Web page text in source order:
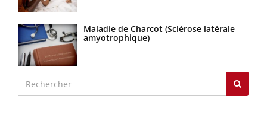
Maladie de Charcot (Sclérose latérale
amyotrophique)